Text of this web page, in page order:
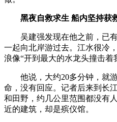
黑夜自救求生 船内坚持获
吴建强发现在他之前，已有
一起向北岸游过去。江水很冷
浪像“开到最大的水龙头撞击着
他说，大约20多分钟，就游
命，没有回应。记者后来到长
和田野，约几公里范围都没有
近的建筑，却是殡仪馆。